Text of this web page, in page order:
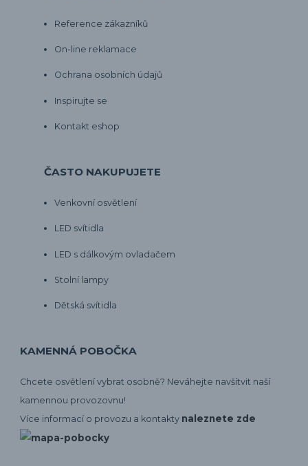
Reference zákazníků
On-line reklamace
Ochrana osobních údajů
Inspirujte se
Kontakt eshop
ČASTO NAKUPUJETE
Venkovní osvětlení
LED svítidla
LED s dálkovým ovladačem
Stolní lampy
Dětská svítidla
KAMENNÁ POBOČKA
Chcete osvětlení vybrat osobně? Neváhejte navšítvit naší
kamennou provozovnu!
Více informací o provozu a kontakty naleznete zde